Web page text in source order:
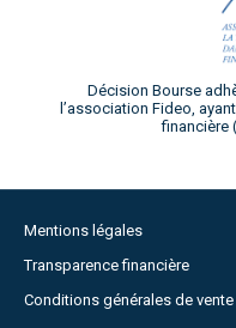
Décision Bourse
l’association Fideo,
financière (
Mentions légales
Transparence financière
Conditions générales de vente